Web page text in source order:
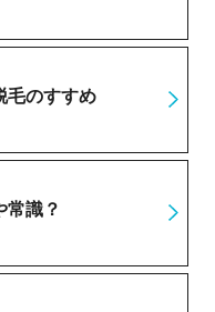
毛のすすめ
常識？